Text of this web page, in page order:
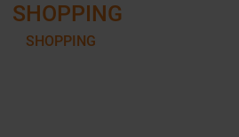
SHOPPING
SHOPPING